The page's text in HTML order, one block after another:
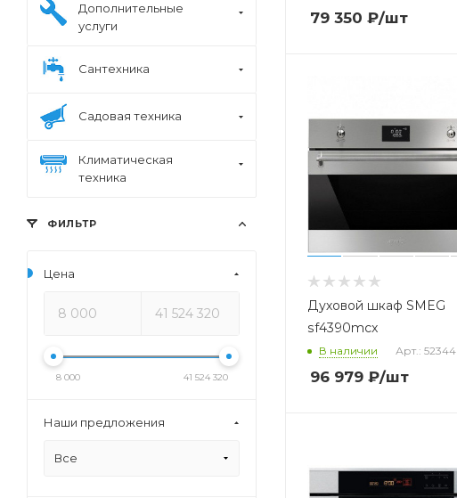
79 350 ₽/шт
Духовой шкаф SMEG
sf4390mcx
В наличии Арт.: 52344
96 979 ₽/шт
Дополнительные
услуги
Сантехника
Садовая техника
Климатическая
техника
ФИЛЬТР
Цена
8 000 41 524 320
Наши предложения
Все